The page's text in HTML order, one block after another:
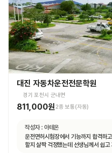
대진 자동차운전전문학원
경기 포천시 군내면
811,000원2종 보통(자동)
작성자 : 아테온
운전면허시험장에서 기능까지 합격하
할지 살짝 걱정했는데 선생님께서 쉽